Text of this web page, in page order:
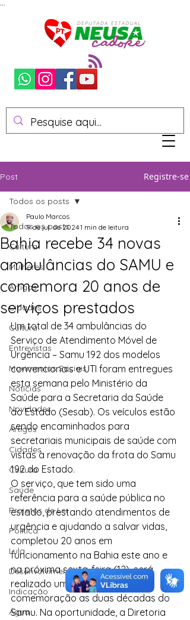
Post Registre-se
Todos os posts
Cultura
Mulheres
Artigos
Cidades
Cultura
Entrevistas
Movimentos Sociais
Notícias
Novidades
Artigos
Cidades
Cultura
Saúde
Projetos de Lei
Política
Lula
Desenvolvimento Territorial
Indicação
Água
Todos os posts
Bahia recebe 34 novas
ambulâncias do SAMU e
comemora 20 anos de
serviços prestados
Paulo Marcos
9 de jul. de 20241 min de leitura
Um total de 34 ambulâncias do
Serviço de Atendimento Móvel de
Urgência – Samu 192 dos modelos
convencionais e UTI foram entregues
esta semana pelo Ministério da
Saúde para a Secretaria da Saúde
do Estado (Sesab). Os veículos estão
sendo encaminhados para
secretariais municipais de saúde com
vistas à renovação da frota do Samu
192 do Estado.
O serviço, que tem sido uma
referência para a saúde pública no
estado, prestando atendimentos de
urgência e ajudando a salvar vidas,
completou 20 anos em
funcionamento na Bahia este ano e
na próxima sexta-feira (12), será
realizado um evento em
comemoração as duas décadas do
Samu. Na oportunidade, a Diretoria